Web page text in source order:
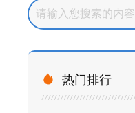
 热门排行